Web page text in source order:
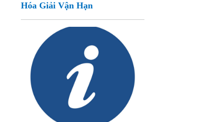
Hóa Giải Vận Hạn